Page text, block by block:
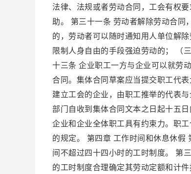
法律、法规或者劳动合同，工会有权
助。 第三十一条 劳动者解除劳动合同
的，劳动者可以随时通知用人单位解
限制人身自由的手段强迫劳动的； （
十三条 企业职工一方与企业可以就劳
合同。集体合同草案应当提交职工代
建立工会的企业，由职工推举的代表
部门自收到集体合同文本之日起十五
企业和企业全体职工具有约束力。职
的规定。 第四章 工作时间和休息休假
间不超过四十四小时的工时制度。 第
的工时制度合理确定其劳动定额和计